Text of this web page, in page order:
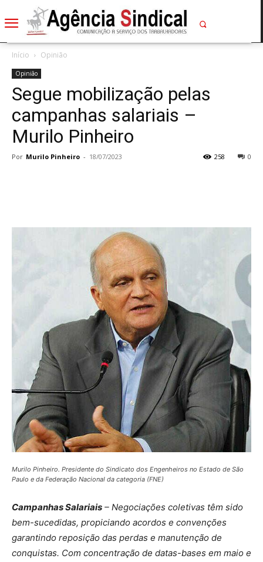
Início Opinião
Opinião
Segue mobilização pelas
campanhas salariais –
Murilo Pinheiro
Por Murilo Pinheiro - 18/07/2023 0
258
Murilo Pinheiro. Presidente do Sindicato dos Engenheiros no Estado de São
Paulo e da Federação Nacional da categoria (FNE)
Campanhas Salariais – Negociações coletivas têm sido
bem-sucedidas, propiciando acordos e convenções
garantindo reposição das perdas e manutenção de
conquistas. Com concentração de datas-bases em maio e